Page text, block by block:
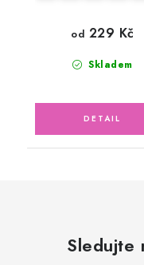
Skladem
od 229 Kč
Sledujte